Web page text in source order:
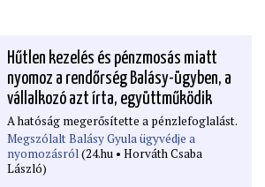
Hűtlen kezelés és pénzmosás miatt
nyomoz a rendőrség Balásy-ügyben, a
vállalkozó azt írta, együttműködik
A hatóság megerősítette a pénzlefoglalást.
Megszólalt Balásy Gyula ügyvédje a
nyomozásról(24.hu • Horváth Csaba
László)